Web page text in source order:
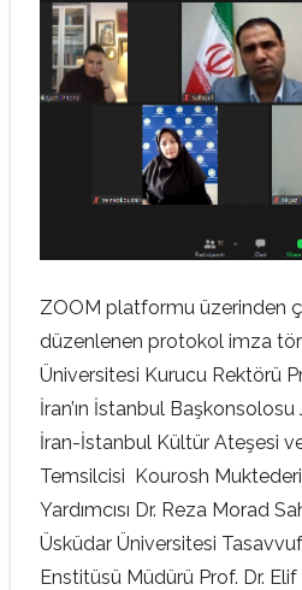
ZOOM platformu üzerinden
düzenlenen protokol imza
Üniversitesi Kurucu Rektörü
İran’ın İstanbul
İran-İstanbul Kültür Ateşesi
Temsilcisi Kourosh
Yardımcısı Dr. Reza Morad
Üsküdar Üniversitesi Tasavvuf
Enstitüsü Müdürü Prof. Dr.